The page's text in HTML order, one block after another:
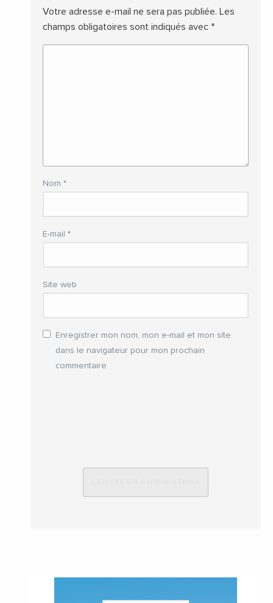
Votre adresse e-mail ne sera pas publiée. Les
champs obligatoires sont indiqués avec *
Nom *
E-mail *
Site web
Enregistrer mon nom, mon e-mail et mon site
dans le navigateur pour mon prochain
commentaire.